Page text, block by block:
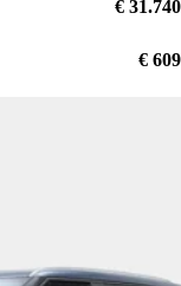
€ 31.740
€ 609